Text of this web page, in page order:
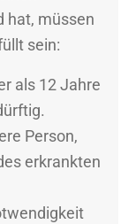
hat, müssen
sein:
als 12 Jahre
Person,
erkrankten